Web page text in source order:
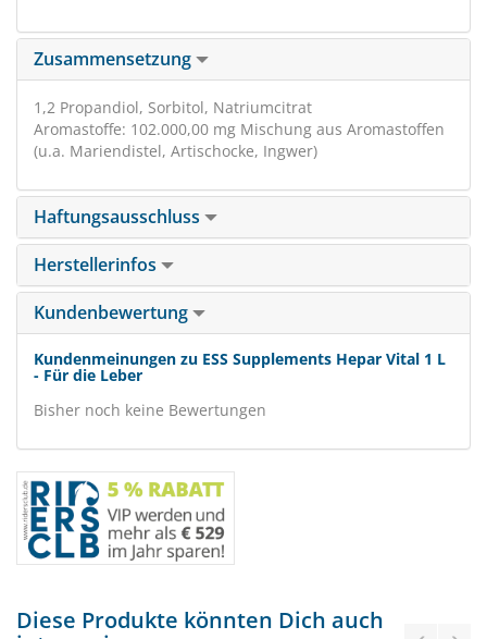
Zusammensetzung
1,2 Propandiol, Sorbitol, Natriumcitrat
Aromastoffe: 102.000,00 mg Mischung aus Aromastoffen
(u.a. Mariendistel, Artischocke, Ingwer)
Haftungsausschluss
Herstellerinfos
Kundenbewertung
Kundenmeinungen zu ESS Supplements Hepar Vital 1 L
- Für die Leber
Bisher noch keine Bewertungen
Diese Produkte könnten Dich auch